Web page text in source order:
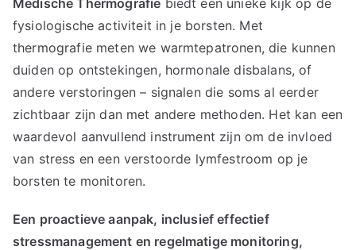
Medische Thermografie biedt een unieke kijk op de
fysiologische activiteit in je borsten. Met
thermografie meten we warmtepatronen, die kunnen
duiden op ontstekingen, hormonale disbalans, of
andere verstoringen – signalen die soms al eerder
zichtbaar zijn dan met andere methoden. Het kan een
waardevol aanvullend instrument zijn om de invloed
van stress en een verstoorde lymfestroom op je
borsten te monitoren.
Een proactieve aanpak, inclusief effectief
stressmanagement en regelmatige monitoring,